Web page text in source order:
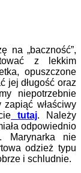
na „baczność”,
z lekkim
opuszczone
jej długość oraz
niepotrzebnie
właściwy
tutaj. Należy
odpowiednio
Marynarka nie
odzież typu
i schludnie.